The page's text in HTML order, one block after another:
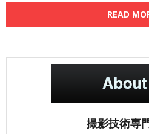
READ
撮影技術専